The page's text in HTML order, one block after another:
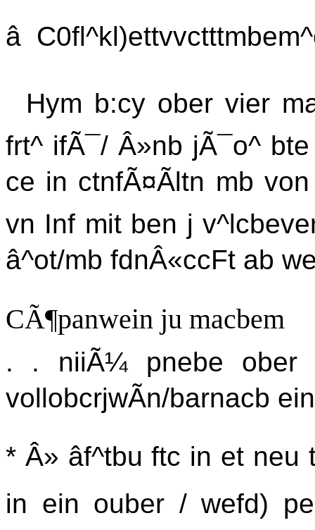
â
Hym b:cy ober vier
frt^ ifÃ¯/ Â»nb jÃ¯o^
ce in ctnfÃ¤Ãltn mb
vn Inf mit ben j
â^ot/mb fdnÂ«ccFt ab
CÃ¶panwein ju macbem
. . niiÃ¼ pnebe ober
vollobcrjwÃn/barnacb
* Â» âf^tbu ftc in et
in ein ouber / wefd)